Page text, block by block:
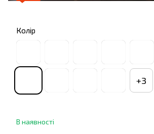
Колір
+3
В наявності